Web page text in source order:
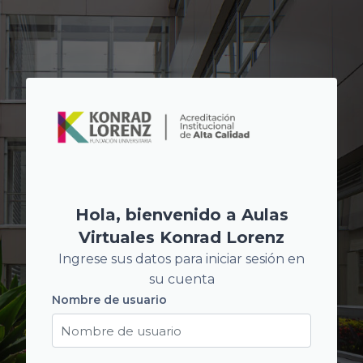
Hola, bienvenido a Aulas
Virtuales Konrad Lorenz
Ingrese sus datos para iniciar sesión en
su cuenta
Nombre de usuario
Nombre de usuario